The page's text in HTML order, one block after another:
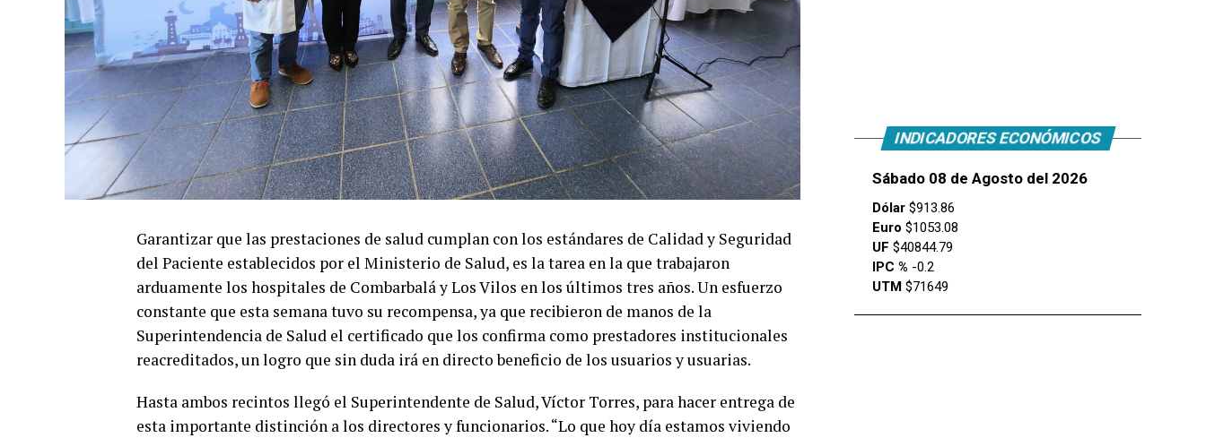
Garantizar que las prestaciones de salud cumplan con los estándares de Calidad y Seguridad
del Paciente establecidos por el Ministerio de Salud, es la tarea en la que trabajaron
arduamente los hospitales de Combarbalá y Los Vilos en los últimos tres años. Un esfuerzo
constante que esta semana tuvo su recompensa, ya que recibieron de manos de la
Superintendencia de Salud el certificado que los confirma como prestadores institucionales
reacreditados, un logro que sin duda irá en directo beneficio de los usuarios y usuarias.
Hasta ambos recintos llegó el Superintendente de Salud, Víctor Torres, para hacer entrega de
esta importante distinción a los directores y funcionarios. “Lo que hoy día estamos viviendo
INDICADORES ECONÓMICOS
Sábado 08 de Agosto del 2026
Dólar $913.86
Euro $1053.08
UF $40844.79
IPC % -0.2
UTM $71649